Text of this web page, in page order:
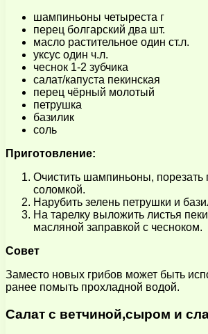
шампиньоны четыреста г
перец болгарский два шт.
масло растительное один ст.л.
уксус один ч.л.
чеснок 1-2 зубчика
салат/капуста пекинская
перец чёрный молотый
петрушка
базилик
соль
Приготовление:
Очистить шампиньоны, порезать
соломкой.
Нарубить зелень петрушки и
На тарелку выложить листья
масляной заправкой с чесноком.
Совет
Заместо новых грибов может быть
ранее помыть прохладной водой.
Салат с ветчиной,сыром и